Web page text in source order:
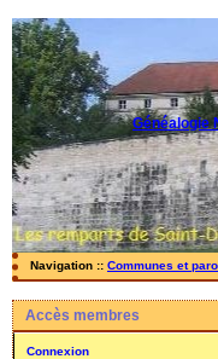
Généalogie
Navigation :: Communes et
Accès membres
Connexion